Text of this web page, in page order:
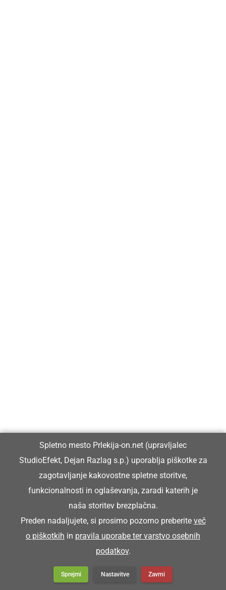
Spletno mesto Prlekija-on.net (upravljalec
StudioEfekt, Dejan Razlag s.p.) uporablja piškotke za
zagotavljanje kakovostne spletne storitve,
funkcionalnosti in oglaševanja, zaradi katerih je
naša storitev brezplačna.
Preden nadaljujete, si prosimo pozorno preberite več
o piškotkih in pravila uporabe ter varstvo osebnih
podatkov.
Sprejmi Nastavitve Zavrni